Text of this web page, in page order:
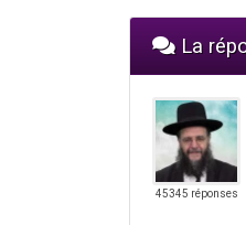
La
45345 réponses